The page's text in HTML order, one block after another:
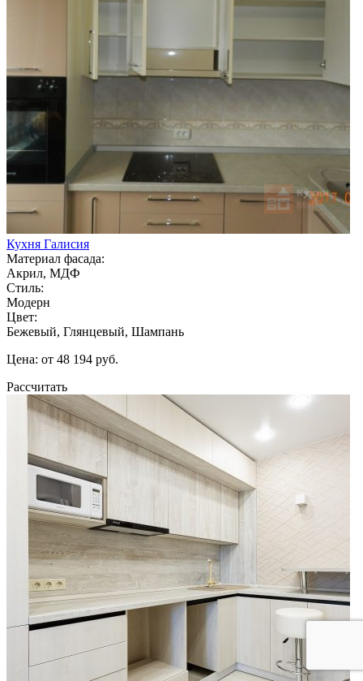
Кухня Галисия
Материал фасада:
Акрил, МДФ
Стиль:
Модерн
Цвет:
Бежевый, Глянцевый, Шампань
Цена: от 48 194 руб.
Рассчитать